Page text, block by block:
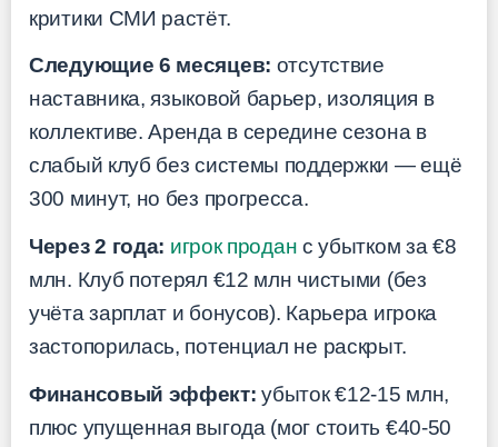
критики СМИ растёт.
Следующие 6 месяцев: отсутствие
наставника, языковой барьер, изоляция в
коллективе. Аренда в середине сезона в
слабый клуб без системы поддержки — ещё
300 минут, но без прогресса.
Через 2 года: игрок продан с убытком за €8
млн. Клуб потерял €12 млн чистыми (без
учёта зарплат и бонусов). Карьера игрока
застопорилась, потенциал не раскрыт.
Финансовый эффект: убыток €12-15 млн,
плюс упущенная выгода (мог стоить €40-50